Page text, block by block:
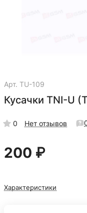
Арт. TU-109
Кусачки TNI-U
0 Нет отзывов
200 ₽
Характеристики